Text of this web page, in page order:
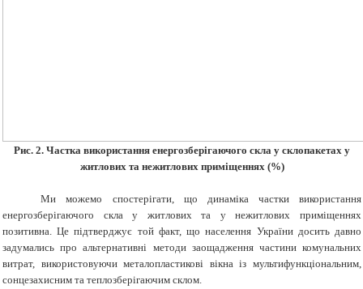
Рис. 2. Частка використання енергозберігаючого скла у склопакетах у
житлових та нежитлових приміщеннях (%)
Ми можемо спостерігати, що динаміка частки використання
енергозберігаючого скла у житлових та у нежитлових приміщеннях
позитивна. Це підтверджує той факт, що населення України досить давно
задумались про альтернативні методи заощадження частини комунальних
витрат, використовуючи металопластикові вікна із мультифункціональним,
сонцезахисним та теплозберігаючим склом.